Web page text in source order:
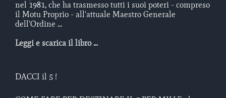
nel 1981, che ha trasmesso tutti i suoi poteri - compreso
il Motu Proprio - all'attuale Maestro Generale
dell'Ordine ...
Leggi e scarica il libro ...
DACCI il 5 !